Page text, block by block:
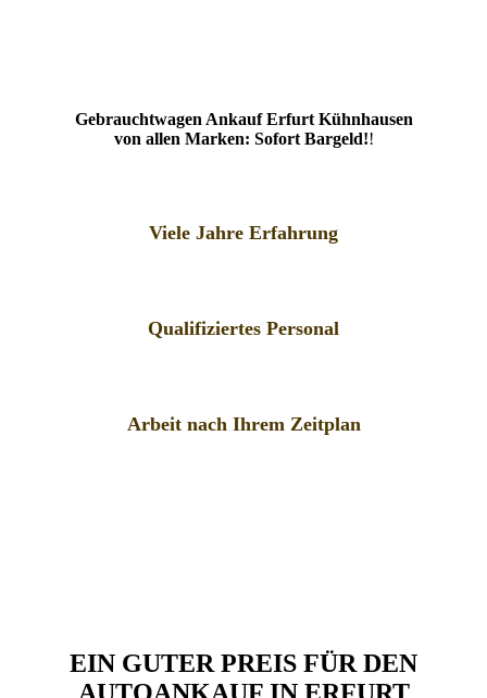
Gebrauchtwagen Ankauf Erfurt Kühnhausen
von allen Marken: Sofort Bargeld!!
Viele Jahre Erfahrung
Qualifiziertes Personal
Arbeit nach Ihrem Zeitplan
EIN GUTER PREIS FÜR DEN